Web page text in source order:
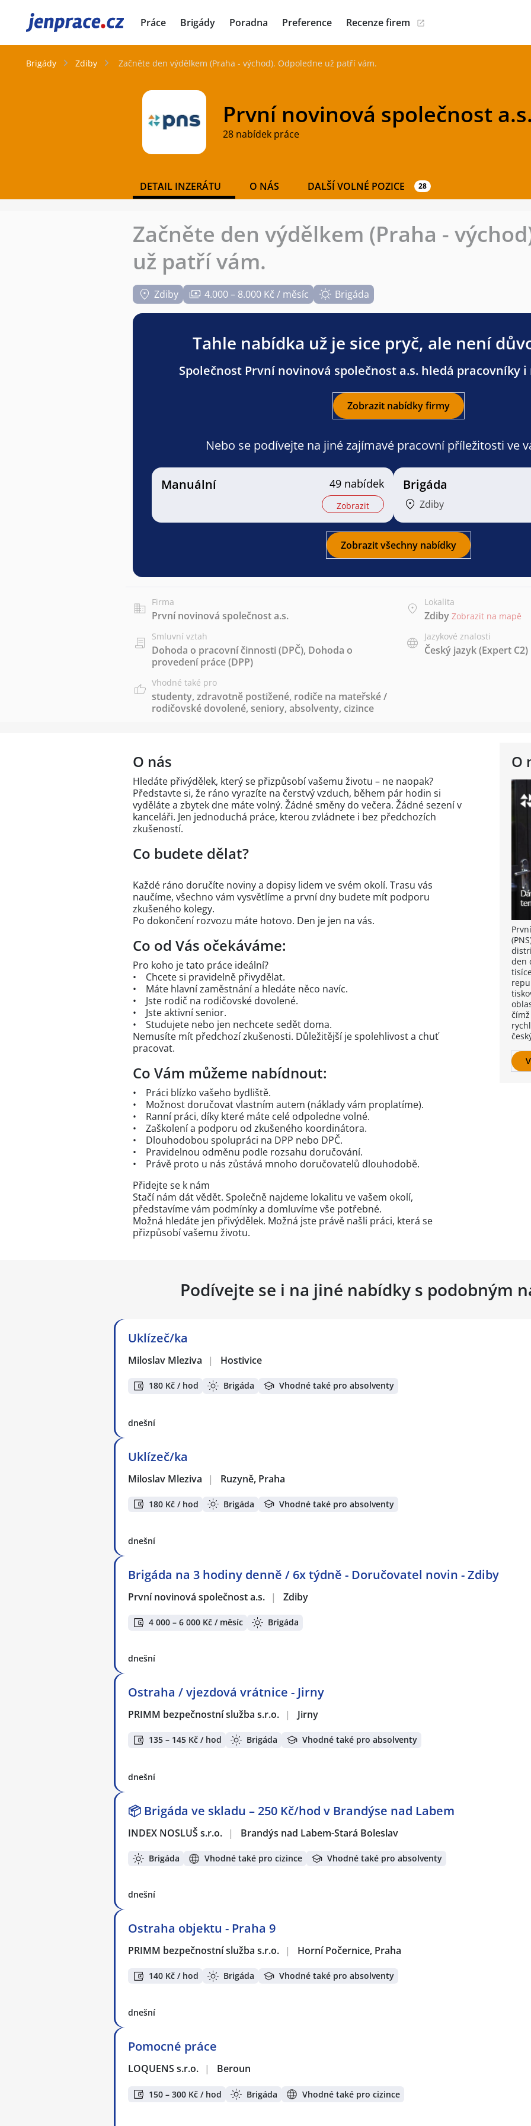
JenPráce.cz Práce Brigády Poradna Preference Recenze firem
Brigády Zdiby Začněte den výdělkem (Praha - východ). Odpoledne už patří vám.
První novinová společnost
28 nabídek práce
DETAIL INZERÁTU O NÁS DALŠÍ VOLNÉ POZICE 28
Začněte den výdělkem (Praha -
už patří vám.
Zdiby 4.000 – 8.000 Kč / měsíc Brigáda
Tahle nabídka už je sice pryč, ale není
Společnost První novinová společnost a.s. hledá pracovníky i
Zobrazit nabídky firmy
Nebo se podívejte na jiné zajímavé pracovní příležitosti ve
Manuální 49 nabídek
Zobrazit
Brigáda
Zdiby
Zobrazit všechny nabídky
Firma
První novinová společnost a.s.
Lokalita
Zdiby Zobrazit na mapě
Smluvní vztah
Dohoda o pracovní činnosti (DPČ), Dohoda o
provedení práce (DPP)
Jazykové znalosti
Český jazyk(Expert C2)
Vhodné také pro
studenty, zdravotně postižené, rodiče na mateřské /
rodičovské dovolené, seniory, absolventy, cizince
O
den
O nás
Hledáte přivýdělek, který se přizpůsobí vašemu životu – ne naopak?
Představte si, že ráno vyrazíte na čerstvý vzduch, během pár hodin si
vyděláte a zbytek dne máte volný. Žádné směny do večera. Žádné sezení v
kanceláři. Jen jednoduchá práce, kterou zvládnete i bez předchozích
zkušeností.
Co budete dělat?
Každé ráno doručíte noviny a dopisy lidem ve svém okolí. Trasu vás
naučíme, všechno vám vysvětlíme a první dny budete mít podporu
zkušeného kolegy.
Po dokončení rozvozu máte hotovo. Den je jen na vás.
Co od Vás očekáváme:
Pro koho je tato práce ideální?
• Chcete si pravidelně přivydělat.
• Máte hlavní zaměstnání a hledáte něco navíc.
• Jste rodič na rodičovské dovolené.
• Jste aktivní senior.
• Studujete nebo jen nechcete sedět doma.
Nemusíte mít předchozí zkušenosti. Důležitější je spolehlivost a chuť
pracovat.
Co Vám můžeme nabídnout:
• Práci blízko vašeho bydliště.
• Možnost doručovat vlastním autem (náklady vám proplatíme).
• Ranní práci, díky které máte celé odpoledne volné.
• Zaškolení a podporu od zkušeného koordinátora.
• Dlouhodobou spolupráci na DPP nebo DPČ.
• Pravidelnou odměnu podle rozsahu doručování.
• Právě proto u nás zůstává mnoho doručovatelů dlouhodobě.
Přidejte se k nám
Stačí nám dát vědět. Společně najdeme lokalitu ve vašem okolí,
představíme vám podmínky a domluvíme vše potřebné.
Možná hledáte jen přivýdělek. Možná jste právě našli práci, která se
přizpůsobí vašemu životu.
Podívejte se i na jiné nabídky s podobným
Uklízeč/ka
Miloslav Mleziva | Hostivice
180 Kč / hod Brigáda Vhodné také pro absolventy
dnešní
Uklízeč/ka
Miloslav Mleziva | Ruzyně, Praha
180 Kč / hod Brigáda Vhodné také pro absolventy
dnešní
Brigáda na 3 hodiny denně / 6x týdně - Doručovatel novin - Zdiby
První novinová společnost a.s. | Zdiby
4 000 – 6 000 Kč / měsíc Brigáda
dnešní
Ostraha / vjezdová vrátnice - Jirny
PRIMM bezpečnostní služba s.r.o. | Jirny
135 – 145 Kč / hod Brigáda Vhodné také pro absolventy
dnešní
📦 Brigáda ve skladu – 250 Kč/hod v Brandýse nad Labem
INDEX NOSLUŠ s.r.o. | Brandýs nad Labem-Stará Boleslav
Brigáda Vhodné také pro cizince Vhodné také pro absolventy
dnešní
Ostraha objektu - Praha 9
PRIMM bezpečnostní služba s.r.o. | Horní Počernice, Praha
140 Kč / hod Brigáda Vhodné také pro absolventy
dnešní
Pomocné práce
LOQUENS s.r.o. | Beroun
150 – 300 Kč / hod Brigáda Vhodné také pro cizince